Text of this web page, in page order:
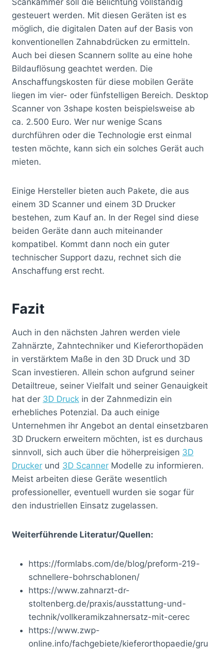
gesteuert werden. Mit diesen Geräten ist es
möglich, die digitalen Daten auf der Basis von
konventionellen Zahnabdrücken zu ermitteln.
Auch bei diesen Scannern sollte au eine hohe
Bildauflösung geachtet werden. Die
Anschaffungskosten für diese mobilen Geräte
liegen im vier- oder fünfstelligen Bereich. Desktop
Scanner von 3shape kosten beispielsweise ab
ca. 2.500 Euro. Wer nur wenige Scans
durchführen oder die Technologie erst einmal
testen möchte, kann sich ein solches Gerät auch
mieten.
Einige Hersteller bieten auch Pakete, die aus
einem 3D Scanner und einem 3D Drucker
bestehen, zum Kauf an. In der Regel sind diese
beiden Geräte dann auch miteinander
kompatibel. Kommt dann noch ein guter
technischer Support dazu, rechnet sich die
Anschaffung erst recht.
Fazit
Auch in den nächsten Jahren werden viele
Zahnärzte, Zahntechniker und Kieferorthopäden
in verstärktem Maße in den 3D Druck und 3D
Scan investieren. Allein schon aufgrund seiner
Detailtreue, seiner Vielfalt und seiner Genauigkeit
hat der 3D Druck in der Zahnmedizin ein
erhebliches Potenzial. Da auch einige
Unternehmen ihr Angebot an dental einsetzbaren
3D Druckern erweitern möchten, ist es durchaus
sinnvoll, sich auch über die höherpreisigen 3D
Drucker und 3D Scanner Modelle zu informieren.
Meist arbeiten diese Geräte wesentlich
professioneller, eventuell wurden sie sogar für
den industriellen Einsatz zugelassen.
Weiterführende Literatur/Quellen:
https://formlabs.com/de/blog/preform-219-
schnellere-bohrschablonen/
https://www.zahnarzt-dr-
stoltenberg.de/praxis/ausstattung-und-
technik/vollkeramikzahnersatz-mit-cerec
https://www.zwp-
online.info/fachgebiete/kieferorthopaedie/gru